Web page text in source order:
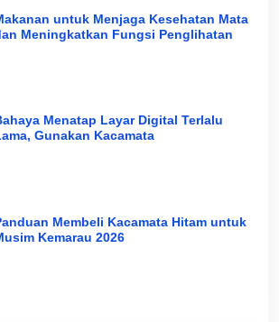
untuk Menjaga Kesehatan Mata
Meningkatkan Fungsi Penglihatan
Menatap Layar Digital Terlalu
Gunakan Kacamata
Membeli Kacamata Hitam untuk
Kemarau 2026